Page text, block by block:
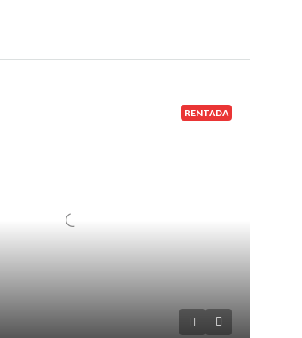
RENTADA